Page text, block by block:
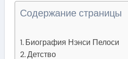
Содержание страницы
Биография Нэнси Пелоси
Детство